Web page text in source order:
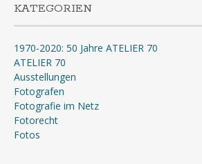
KATEGORIEN
1970-2020: 50 Jahre ATELIER 70
ATELIER 70
Ausstellungen
Fotografen
Fotografie im Netz
Fotorecht
Fotos